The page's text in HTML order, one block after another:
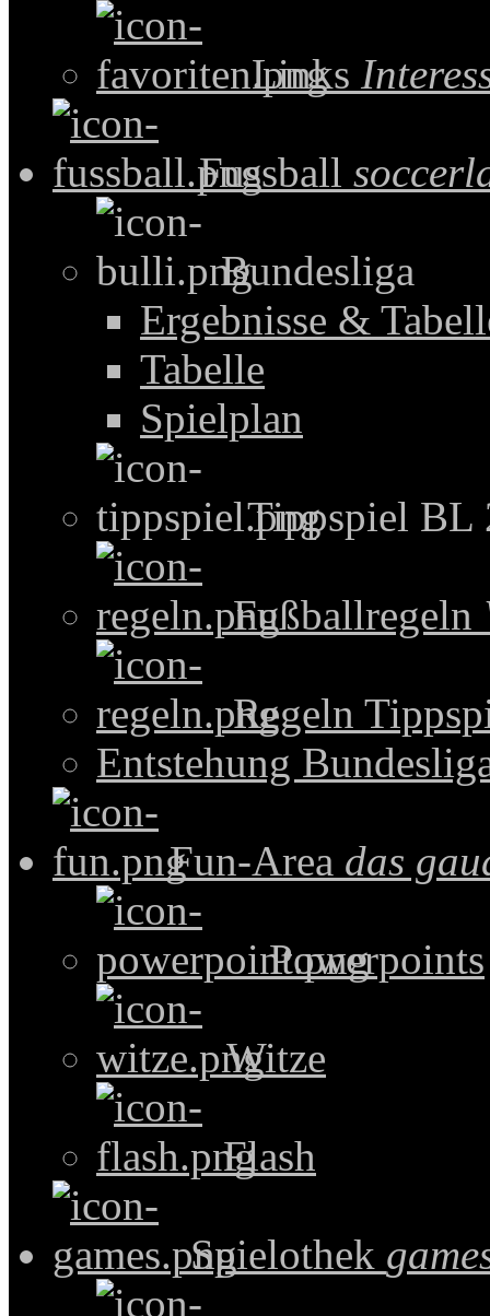
Links
Fussball
Bundesliga
Ergebnisse &
Tabelle
Spielplan
Tippspiel BL
Fußballregeln
Regeln
Entstehung
Fun-Area das
Powerpoints
Witze
Flash
Spielothek